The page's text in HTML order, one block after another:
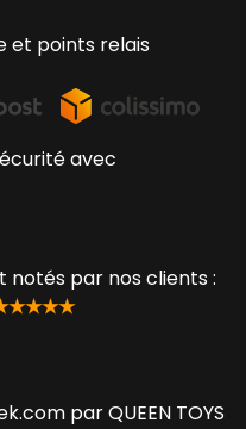
et points relais
avec
notés par nos clients :
★★★★★
par QUEEN TOYS